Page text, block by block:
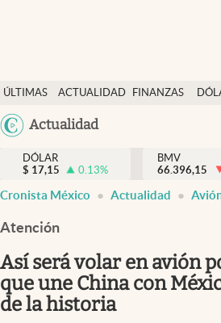
ÚLTIMAS
NOTICIAS
ACTUALIDAD
FINANZAS
Actualidad
Actualidad
Finanzas y economía
Dólar y mercados
Pc y celular
Vida y estilo
DÓLAR
$ 17,15 0.13%
BMV
66.396,15
Cronista México Actualidad
Atención
Así será volar en avión
que une China con
de la historia